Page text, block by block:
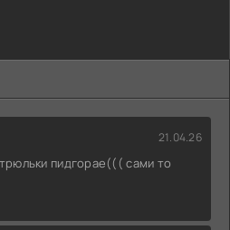
21.04.26
пидгорае((( сами то